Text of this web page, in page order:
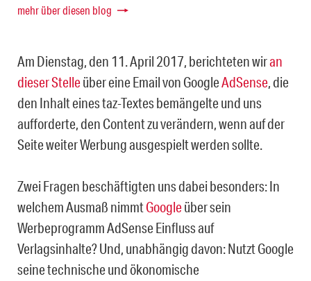
mehr über diesen blog
Am Dienstag, den 11. April 2017, berichteten wiran
dieser Stelleüber eine Email von GoogleAdSense, die
den Inhalt eines taz-Textes bemängelte und uns
aufforderte, den Content zu verändern, wenn auf der
Seite weiter Werbung ausgespielt werden sollte.
Zwei Fragen beschäftigten uns dabei besonders: In
welchem Ausmaß nimmtGoogleüber sein
Werbeprogramm AdSense Einfluss auf
Verlagsinhalte? Und, unabhängig davon: Nutzt Google
seine technische und ökonomische